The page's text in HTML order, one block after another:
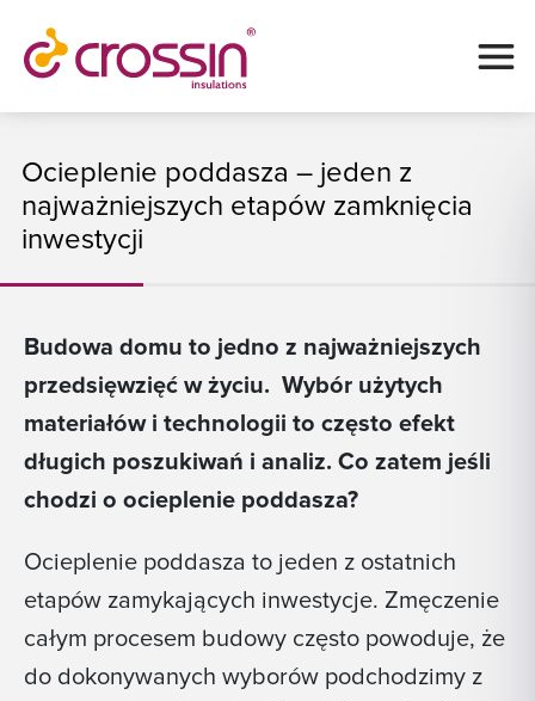
Ocieplenie poddasza – jeden z
najważniejszych etapów zamknięcia
inwestycji
Budowa domu to jedno z najważniejszych
przedsięwzięć w życiu. Wybór użytych
materiałów i technologii to często efekt
długich poszukiwań i analiz. Co zatem jeśli
chodzi o ocieplenie poddasza?
Ocieplenie poddasza to jeden z ostatnich
etapów zamykających inwestycje. Zmęczenie
całym procesem budowy często powoduje, że
do dokonywanych wyborów podchodzimy z